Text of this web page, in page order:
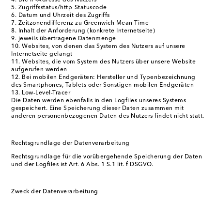
Zugriffsstatus/http-Statuscode
Datum und Uhrzeit des Zugriffs
Zeitzonendifferenz zu Greenwich Mean Time
Inhalt der Anforderung (konkrete Internetseite)
jeweils übertragene Datenmenge
Websites, von denen das System des Nutzers auf unsere
Internetseite gelangt
Websites, die vom System des Nutzers über unsere Website
aufgerufen werden
Bei mobilen Endgeräten: Hersteller und Typenbezeichnung
des Smartphones, Tablets oder Sonstigen mobilen Endgeräten
Low-Level-Tracer
Die Daten werden ebenfalls in den Logfiles unseres Systems
gespeichert. Eine Speicherung dieser Daten zusammen mit
anderen personenbezogenen Daten des Nutzers findet nicht statt.
Rechtsgrundlage der Datenverarbeitung
Rechtsgrundlage für die vorübergehende Speicherung der Daten
und der Logfiles ist Art. 6 Abs. 1 S.1 lit. f DSGVO.
Zweck der Datenverarbeitung